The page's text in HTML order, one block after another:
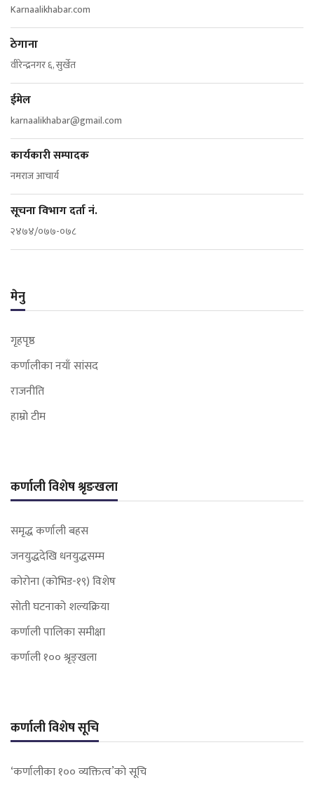
Karnaalikhabar.com
ठेगाना
वीरेन्द्रनगर ६, सुर्खेत
ईमेल
karnaalikhabar@gmail.com
कार्यकारी सम्पादक
नमराज आचार्य
सूचना विभाग दर्ता नं.
२४७४/०७७-०७८
मेनु
गृहपृष्ठ
कर्णालीका नयाँ सांसद
राजनीति
हाम्रो टीम
कर्णाली विशेष श्रृङखला
समृद्ध कर्णाली बहस
जनयुद्धदेखि धनयुद्धसम्म
कोरोना (कोभिड-१९) विशेष
सोती घटनाको शल्यक्रिया
कर्णाली पालिका समीक्षा
कर्णाली १०० श्रृङ्खला
कर्णाली विशेष सूचि
‘कर्णालीका १०० व्यक्तित्व’को सूचि